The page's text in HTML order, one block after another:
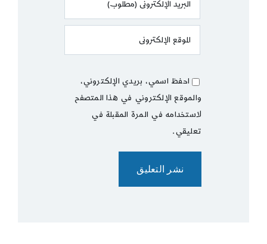
احفظ اسمي، بريدي الإلكتروني،
والموقع الإلكتروني في هذا المتصفح
لاستخدامه في المرة المقبلة في
تعليقي.